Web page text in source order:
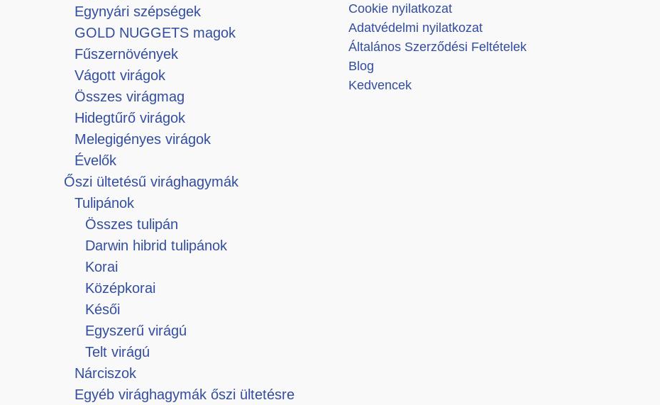
Egynyári szépségek
GOLD NUGGETS magok
Fűszernövények
Vágott virágok
Összes virágmag
Hidegtűrő virágok
Melegigényes virágok
Évelők
Őszi ültetésű virághagymák
Tulipánok
Összes tulipán
Darwin hibrid tulipánok
Korai
Középkorai
Késői
Egyszerű virágú
Telt virágú
Nárciszok
Egyéb virághagymák őszi ültetésre
Cookie nyilatkozat
Adatvédelmi nyilatkozat
Általános Szerződési Feltételek
Blog
Kedvencek